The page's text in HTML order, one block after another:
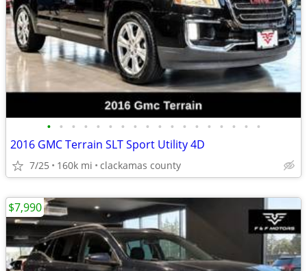
• • • • • • • • • • • • • • • • • •
2016 GMC Terrain SLT Sport Utility 4D
7/25 160k mi clackamas county
$7,990